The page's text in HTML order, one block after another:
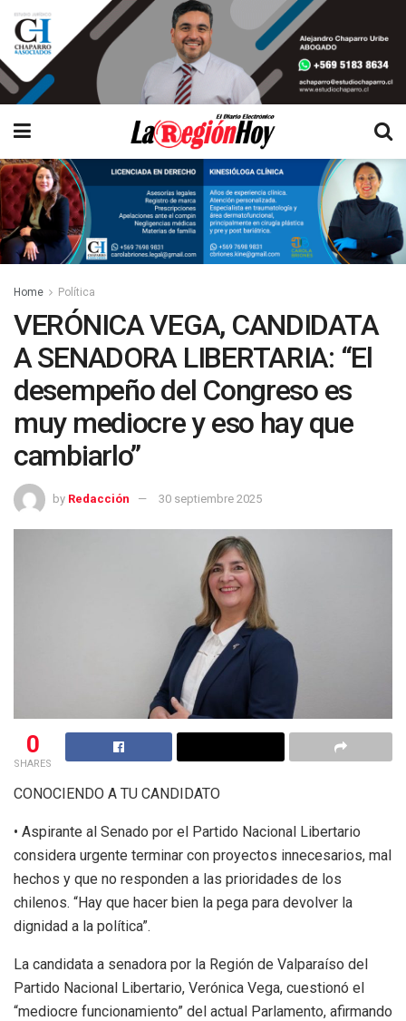
Home Política
VERÓNICA VEGA, CANDIDATA
A SENADORA LIBERTARIA: “El
desempeño del Congreso es
muy mediocre y eso hay que
cambiarlo”
by Redacción 30 septiembre 2025
0
SHARES
CONOCIENDO A TU CANDIDATO
• Aspirante al Senado por el Partido Nacional Libertario
considera urgente terminar con proyectos innecesarios, mal
hechos y que no responden a las prioridades de los
chilenos. “Hay que hacer bien la pega para devolver la
dignidad a la política”.
La candidata a senadora por la Región de Valparaíso del
Partido Nacional Libertario, Verónica Vega, cuestionó el
“mediocre funcionamiento” del actual Parlamento, afirmando